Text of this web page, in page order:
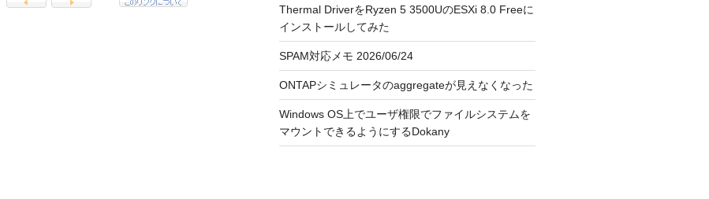
Thermal DriverをRyzen 5 3500UのESXi 8.0 Freeに
インストールしてみた
SPAM対応メモ 2026/06/24
ONTAPシミュレータのaggregateが見えなくなった
Windows OS上でユーザ権限でファイルシステムを
マウントできるようにするDokany